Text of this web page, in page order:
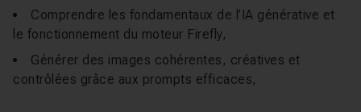
Comprendre les fondamentaux de l’IA générative et
le fonctionnement du moteur Firefly,
Générer des images cohérentes, créatives et
contrôlées grâce aux prompts efficaces,